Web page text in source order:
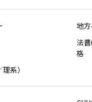
地方
法
格
系）